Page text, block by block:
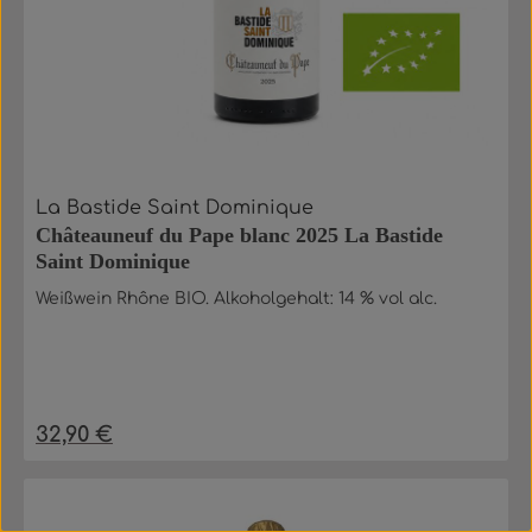
La Bastide Saint Dominique
Châteauneuf du Pape blanc 2025 La Bastide
Saint Dominique
Weißwein Rhône BIO. Alkoholgehalt: 14 % vol alc.
Regulärer Preis:
32,90 €